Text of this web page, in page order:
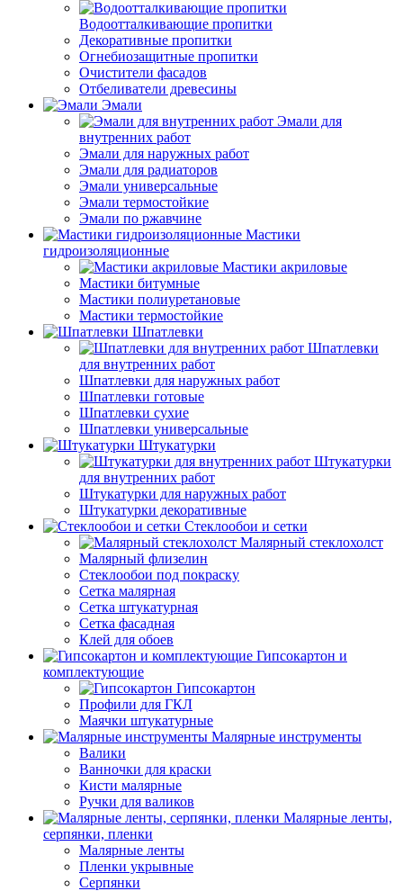
Водоотталкивающие пропитки
Декоративные пропитки
Огнебиозащитные пропитки
Очистители фасадов
Отбеливатели древесины
Эмали
Эмали для
внутренних работ
Эмали для наружных работ
Эмали для радиаторов
Эмали универсальные
Эмали термостойкие
Эмали по ржавчине
Мастики
гидроизоляционные
Мастики акриловые
Мастики битумные
Мастики полиуретановые
Мастики термостойкие
Шпатлевки
Шпатлевки
для внутренних работ
Шпатлевки для наружных работ
Шпатлевки готовые
Шпатлевки сухие
Шпатлевки универсальные
Штукатурки
Штукатурки
для внутренних работ
Штукатурки для наружных работ
Штукатурки декоративные
Стеклообои и сетки
Малярный стеклохолст
Малярный флизелин
Стеклообои под покраску
Сетка малярная
Сетка штукатурная
Сетка фасадная
Клей для обоев
Гипсокартон и
комплектующие
Гипсокартон
Профили для ГКЛ
Маячки штукатурные
Малярные инструменты
Валики
Ванночки для краски
Кисти малярные
Ручки для валиков
Малярные ленты,
серпянки, пленки
Малярные ленты
Пленки укрывные
Серпянки